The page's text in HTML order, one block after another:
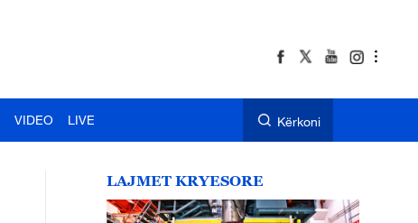
VIDEO LIVE Kërkoni
LAJMET KRYESORE